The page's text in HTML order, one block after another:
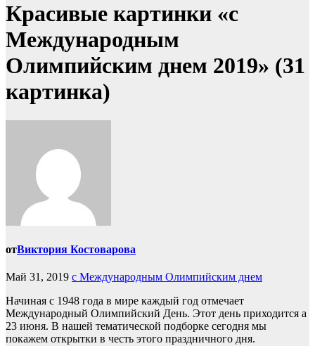
Красивые картинки «с
Международным
Олимпийским днем 2019» (31
картинка)
отВиктория Костоварова
Май 31, 2019 с Международным Олимпийским днем
Начиная с 1948 года в мире каждый год отмечает
Международный Олимпийский День. Этот день приходится а
23 июня. В нашей тематической подборке сегодня мы
покажем открытки в честь этого праздничного дня.